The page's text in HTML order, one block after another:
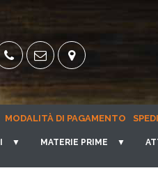
MODALITÀ DI PAGAMENTO
▼ MATERIE PRIME ▼